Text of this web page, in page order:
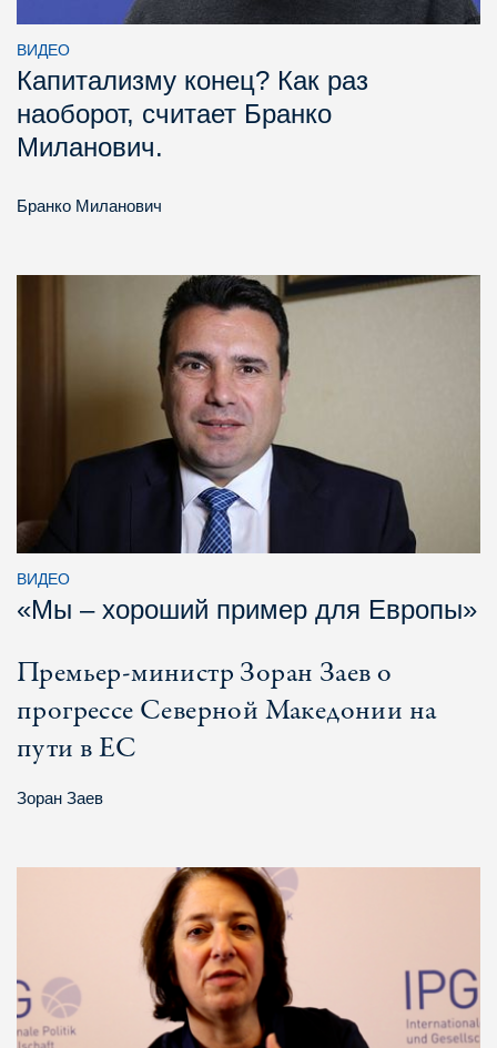
ВИДЕО
Капитализму конец? Как раз
наоборот, считает Бранко
Миланович.
Бранко Миланович
ВИДЕО
«Мы – хороший пример для Европы»
Премьер-министр Зоран Заев о
прогрессе Северной Македонии на
пути в ЕС
Зоран Заев